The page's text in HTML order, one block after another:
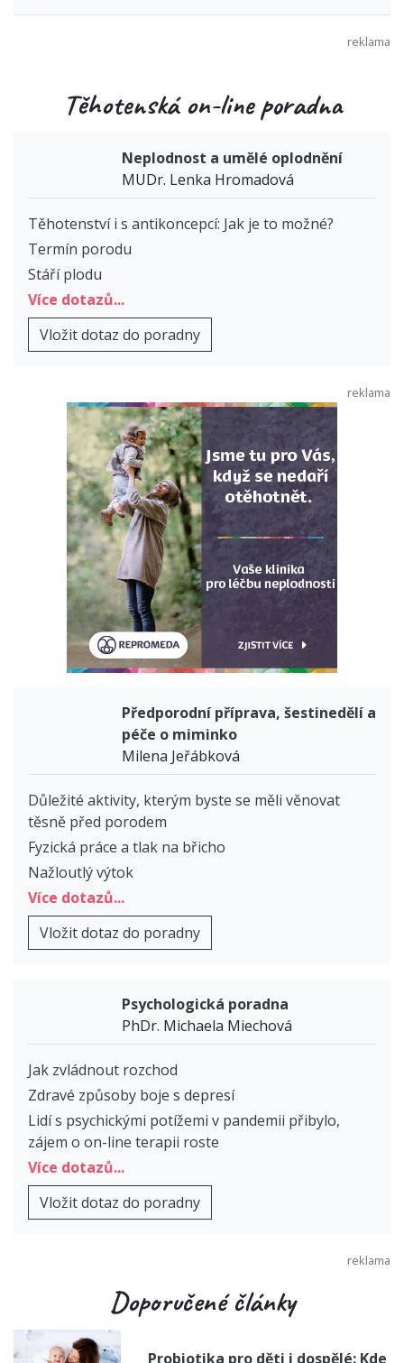
Těhotenská on-line poradna
Neplodnost a umělé oplodnění
MUDr. Lenka Hromadová
Těhotenství i s antikoncepcí: Jak je to možné?
Termín porodu
Stáří plodu
Více dotazů...
Vložit dotaz do poradny
Předporodní příprava, šestinedělí a
péče o miminko
Milena Jeřábková
Důležité aktivity, kterým byste se měli věnovat
těsně před porodem
Fyzická práce a tlak na břicho
Nažloutlý výtok
Více dotazů...
Vložit dotaz do poradny
Psychologická poradna
PhDr. Michaela Miechová
Jak zvládnout rozchod
Zdravé způsoby boje s depresí
Lidí s psychickými potížemi v pandemii přibylo,
zájem o on-line terapii roste
Více dotazů...
Vložit dotaz do poradny
Doporučené články
Probiotika pro děti i dospělé: Kde